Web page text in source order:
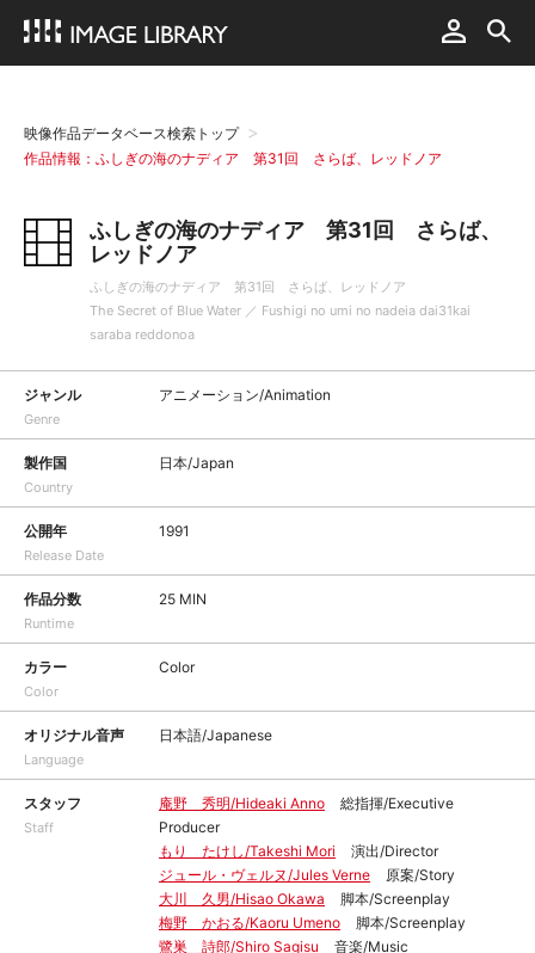
映像作品データベース検索トップ
作品情報：ふしぎの海のナディア 第31回 さらば、レッドノア
ふしぎの海のナディア 第31回 さらば、
レッドノア
ふしぎの海のナディア 第31回 さらば、レッドノア
The Secret of Blue Water ／ Fushigi no umi no nadeia dai31kai
saraba reddonoa
ジャンル
Genre
アニメーション/Animation
製作国
Country
日本/Japan
公開年
Release Date
1991
作品分数
Runtime
25 MIN
カラー
Color
Color
オリジナル音声
Language
日本語/Japanese
スタッフ
Staff
庵野 秀明/Hideaki Anno
総指揮/Executive
Producer
もり たけし/Takeshi Mori
演出/Director
ジュール・ヴェルヌ/Jules Verne
原案/Story
大川 久男/Hisao Okawa
脚本/Screenplay
梅野 かおる/Kaoru Umeno
脚本/Screenplay
鷺巣 詩郎/Shiro Sagisu
音楽/Music